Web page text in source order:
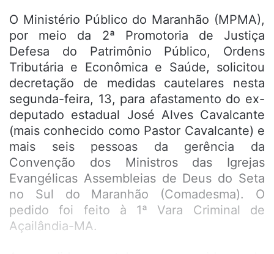
O Ministério Público do Maranhão (MPMA),
por meio da 2ª Promotoria de Justiça
Defesa do Patrimônio Público, Ordens
Tributária e Econômica e Saúde, solicitou
decretação de medidas cautelares nesta
segunda-feira, 13, para afastamento do ex-
deputado estadual José Alves Cavalcante
(mais conhecido como Pastor Cavalcante) e
mais seis pessoas da gerência da
Convenção dos Ministros das Igrejas
Evangélicas Assembleias de Deus do Seta
no Sul do Maranhão (Comadesma). O
pedido foi feito à 1ª Vara Criminal de
Açailândia-MA.